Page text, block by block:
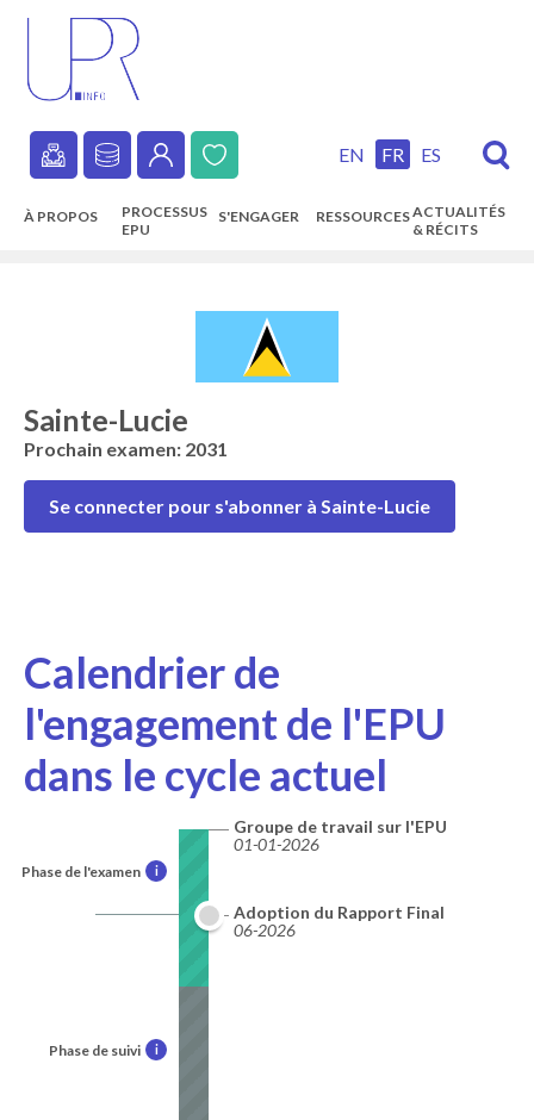
content
Secondary
navigation
EN FR ES
À PROPOS
PROCESSUS
EPU
S'ENGAGER RESSOURCESACTUALITÉS
& RÉCITS
Sainte-Lucie
Prochain examen: 2031
Se connecter pour s'abonner à Sainte-Lucie
Calendrier de
l'engagement de l'EPU
dans le cycle actuel
Phase de l'examen i
Phase de suivi i
Groupe de travail sur l'EPU
01-01-2026
Adoption du Rapport Final
06-2026